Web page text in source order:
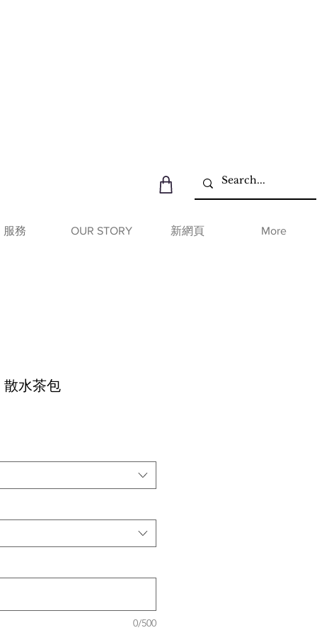
服務 OUR STORY 新網頁 More
散水茶包
0/500